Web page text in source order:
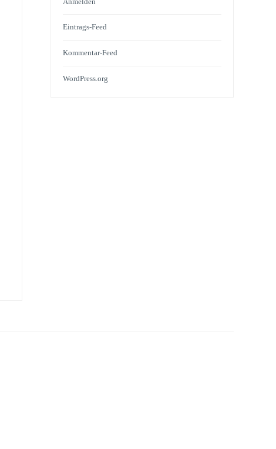
Eintrags-Feed
Kommentar-Feed
WordPress.org